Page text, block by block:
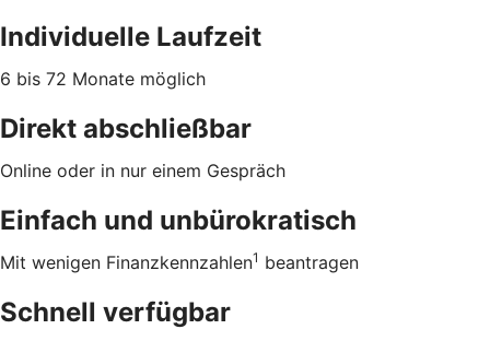
Individuelle Laufzeit
6 bis 72 Monate möglich
Direkt abschließbar
Online oder in nur einem Gespräch
Einfach und unbürokratisch
Mit wenigen Finanzkennzahlen1 beantragen
Schnell verfügbar